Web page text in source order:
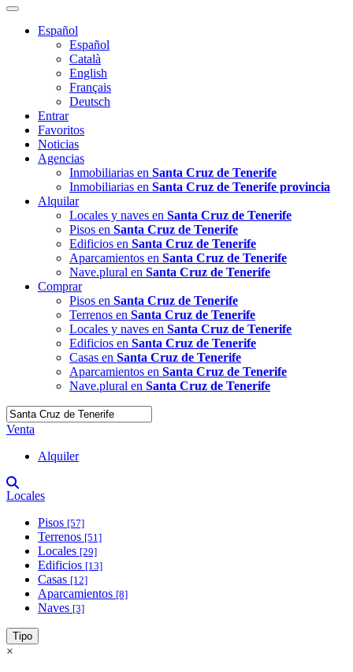
Español
Español
Català
English
Français
Deutsch
Entrar
Favoritos
Noticias
Agencias
Inmobiliarias en Santa Cruz de Tenerife
Inmobiliarias en Santa Cruz de Tenerife provincia
Alquilar
Locales y naves en Santa Cruz de Tenerife
Pisos en Santa Cruz de Tenerife
Edificios en Santa Cruz de Tenerife
Aparcamientos en Santa Cruz de Tenerife
Nave.plural en Santa Cruz de Tenerife
Comprar
Pisos en Santa Cruz de Tenerife
Terrenos en Santa Cruz de Tenerife
Locales y naves en Santa Cruz de Tenerife
Edificios en Santa Cruz de Tenerife
Casas en Santa Cruz de Tenerife
Aparcamientos en Santa Cruz de Tenerife
Nave.plural en Santa Cruz de Tenerife
Venta
Alquiler
Locales
Pisos [57]
Terrenos [51]
Locales [29]
Edificios [13]
Casas [12]
Aparcamientos [8]
Naves [3]
Tipo
×